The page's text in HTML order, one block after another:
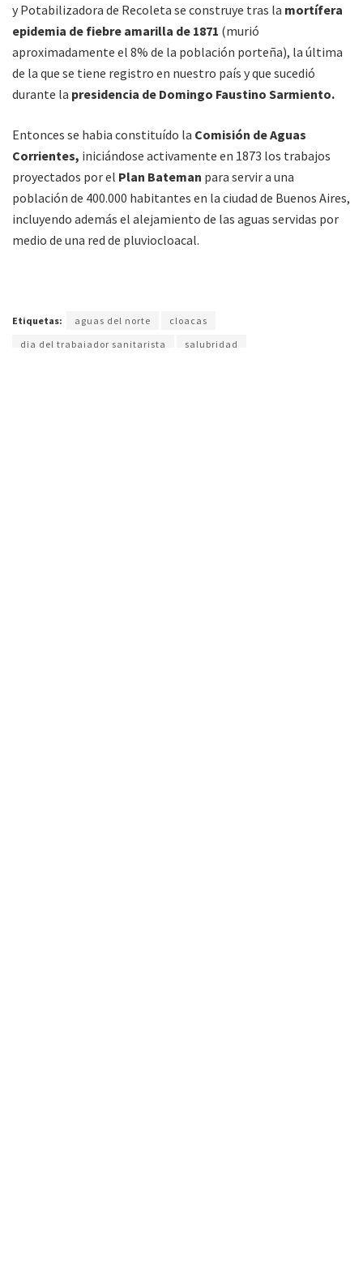
y Potabilizadora de Recoleta se construye tras la mortífera
epidemia de fiebre amarilla de 1871 (murió
aproximadamente el 8% de la población porteña), la última
de la que se tiene registro en nuestro país y que sucedió
durante la presidencia de Domingo Faustino Sarmiento.
Entonces se habia constituído la Comisión de Aguas
Corrientes, iniciándose activamente en 1873 los trabajos
proyectados por el Plan Bateman para servir a una
población de 400.000 habitantes en la ciudad de Buenos Aires,
incluyendo además el alejamiento de las aguas servidas por
medio de una red de pluviocloacal.
Etiquetas: aguas del norte
cloacas
dia del trabajador sanitarista
salubridad